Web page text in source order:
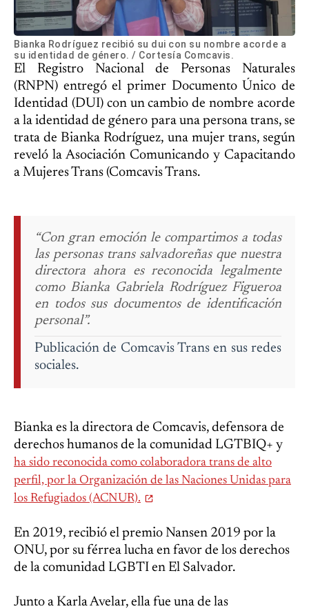
Bianka Rodríguez recibió su dui con su nombre acorde a
su identidad de género. / Cortesía Comcavis.
El Registro Nacional de Personas Naturales
(RNPN) entregó el primer Documento Único de
Identidad (DUI) con un cambio de nombre acorde
a la identidad de género para una persona trans, se
trata de Bianka Rodríguez, una mujer trans, según
reveló la Asociación Comunicando y Capacitando
a Mujeres Trans (Comcavis Trans.
“Con gran emoción le compartimos a todas
las personas trans salvadoreñas que nuestra
directora ahora es reconocida legalmente
como Bianka Gabriela Rodríguez Figueroa
en todos sus documentos de identificación
personal”.
Publicación de Comcavis Trans en sus redes
sociales.
Bianka es la directora de Comcavis, defensora de
derechos humanos de la comunidad LGTBIQ+ y
ha sido reconocida como colaboradora trans de alto
perfil, por la Organización de las Naciones Unidas para
los Refugiados (ACNUR).
En 2019, recibió el premio Nansen 2019 por la
ONU, por su férrea lucha en favor de los derechos
de la comunidad LGBTI en El Salvador.
Junto a Karla Avelar, ella fue una de las